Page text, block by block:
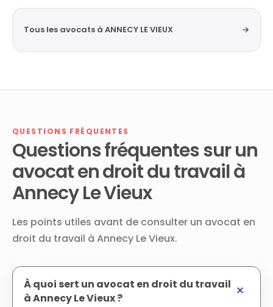
Tous les avocats à ANNECY LE VIEUX →
QUESTIONS FRÉQUENTES
Questions fréquentes sur un
avocat en droit du travail à
Annecy Le Vieux
Les points utiles avant de consulter un avocat en
droit du travail à Annecy Le Vieux.
À quoi sert un avocat en droit du travail
à Annecy Le Vieux ?